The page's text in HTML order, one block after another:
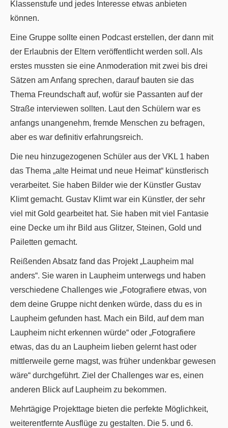
Klassenstufe und jedes Interesse etwas anbieten
können.
Eine Gruppe sollte einen Podcast erstellen, der dann mit
der Erlaubnis der Eltern veröffentlicht werden soll. Als
erstes mussten sie eine Anmoderation mit zwei bis drei
Sätzen am Anfang sprechen, darauf bauten sie das
Thema Freundschaft auf, wofür sie Passanten auf der
Straße interviewen sollten. Laut den Schülern war es
anfangs unangenehm, fremde Menschen zu befragen,
aber es war definitiv erfahrungsreich.
Die neu hinzugezogenen Schüler aus der VKL 1 haben
das Thema „alte Heimat und neue Heimat“ künstlerisch
verarbeitet. Sie haben Bilder wie der Künstler Gustav
Klimt gemacht. Gustav Klimt war ein Künstler, der sehr
viel mit Gold gearbeitet hat. Sie haben mit viel Fantasie
eine Decke um ihr Bild aus Glitzer, Steinen, Gold und
Pailetten gemacht.
Reißenden Absatz fand das Projekt „Laupheim mal
anders“. Sie waren in Laupheim unterwegs und haben
verschiedene Challenges wie „Fotografiere etwas, von
dem deine Gruppe nicht denken würde, dass du es in
Laupheim gefunden hast. Mach ein Bild, auf dem man
Laupheim nicht erkennen würde“ oder „Fotografiere
etwas, das du an Laupheim lieben gelernt hast oder
mittlerweile gerne magst, was früher undenkbar gewesen
wäre“ durchgeführt. Ziel der Challenges war es, einen
anderen Blick auf Laupheim zu bekommen.
Mehrtägige Projekttage bieten die perfekte Möglichkeit,
weiterentfernte Ausflüge zu gestalten. Die 5. und 6.